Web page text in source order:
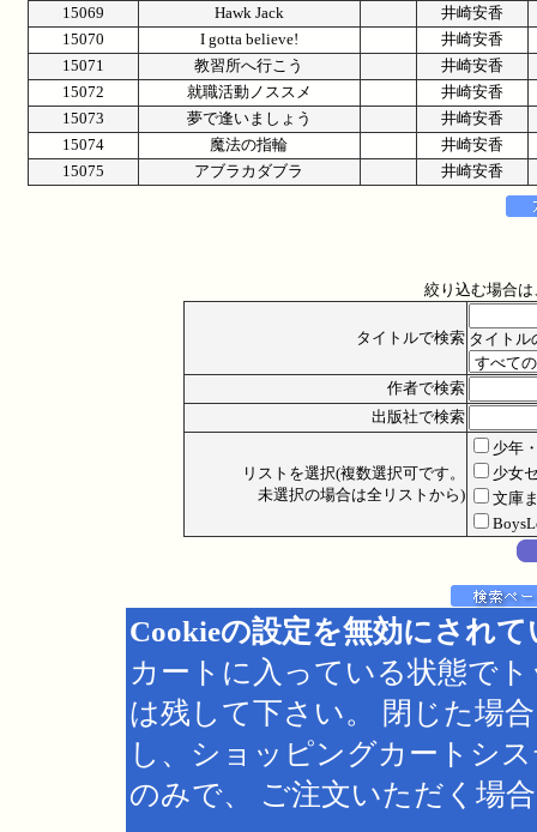
15069
Hawk Jack
井崎安香
15070
I gotta believe!
井崎安香
15071
教習所へ行こう
井崎安香
15072
就職活動ノススメ
井崎安香
15073
夢で逢いましょう
井崎安香
15074
魔法の指輪
井崎安香
15075
アブラカダブラ 井崎安香
絞り込む場合
タイトルで検索 タイトル
作者で検索
出版社で検索
リストを選択(複数選択可です。
未選択の場合は全リストから)
少年
少女
文庫
Cookieの設定を無効にされ
カートに入っている状態で
は残して下さい。 閉じた場
し、ショッピングカートシ
のみで、 ご注文いただく場